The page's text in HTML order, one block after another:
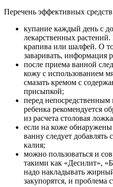
Перечень эффективных
купание каждый день с
лекарственных
крапива или шалфей. О
заваривать, информация
после приема ванной
кожу с использованием
смазать кремом с
присыпкой;
перед
ребенка рекомендуется
из расчета столовая
если на коже
ванну следует добавлять
калия;
можно пользоваться и
такими как «Десилит»,
надо накладывать
закупорятся, и проблема